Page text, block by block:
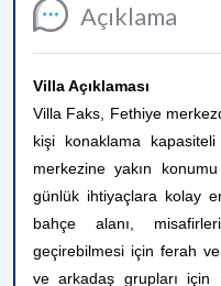
Açıklama
Villa Açıklaması
Villa Faks, Fethiye
kişi konaklama
merkezine yakın
günlük ihtiyaçlara kolay
bahçe alanı,
geçirebilmesi için ferah
ve arkadaş grupları için